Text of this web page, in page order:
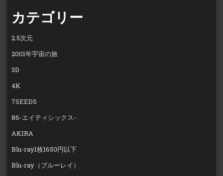
カテゴリー
2.5次元
2001年宇宙の旅
3D
4K
7SEEDS
86-エイティシックス-
AKIRA
Blu-ray1枚1650円以下
Blu-ray（ブルーレイ）